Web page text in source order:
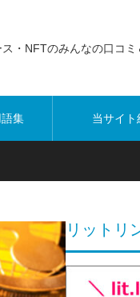
・NFTのみんなの口コ
集 当サイト
リットリ